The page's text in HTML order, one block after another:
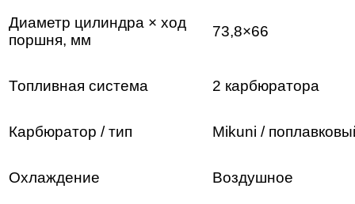
Диаметр цилиндра × ход
поршня, мм
73,8×66
Топливная система 2 карбюратора
Карбюратор / тип Mikuni /
Охлаждение Воздушное